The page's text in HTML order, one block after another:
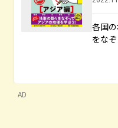
各国
をな
AD